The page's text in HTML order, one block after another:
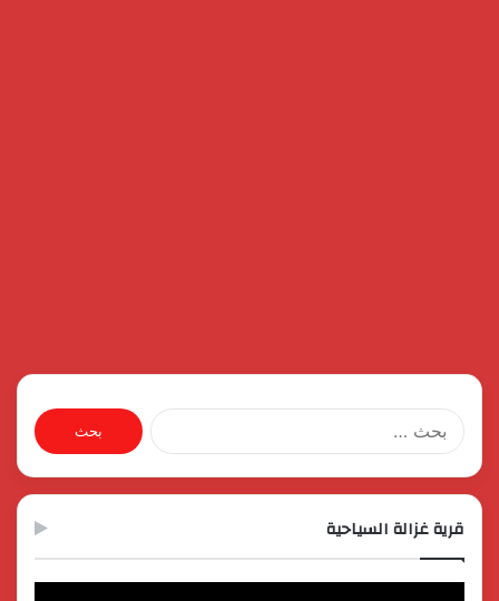
البحث
عن:
قرية غزالة السياحية